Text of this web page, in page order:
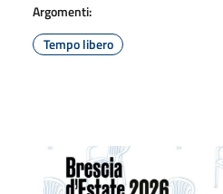
Argomenti:
Tempo libero